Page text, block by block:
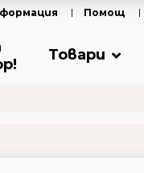
Помощ
Товари